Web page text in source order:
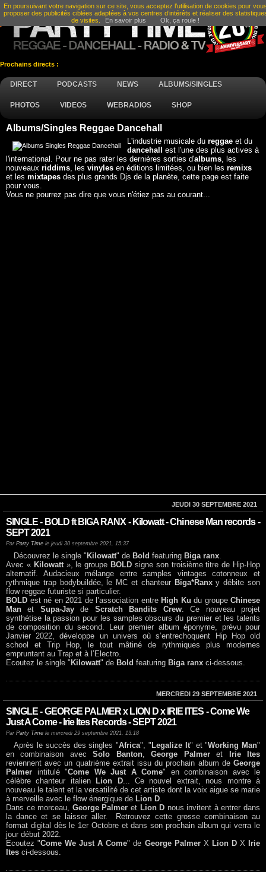
Prochains directs :
DIRECT PODCASTS NEWS ALBUMS/SINGLES
PHOTOS VIDEOS WEBRADIOS SHOP
Albums/Singles Reggae Dancehall
L'industrie musicale dureggae et du
dancehallest l'une des plus actives à
l'international. Pour ne pas rater les dernières sorties d'albums, les
nouveaux riddims, les vinyles en éditions limitées, ou bien les remixs
et les mixtapes des plus grands Djs de la planète, cette page est faite
pour vous.
Vous ne pourrez pas dire que vous n'étiez pas au courant...
JEUDI 30 SEPTEMBRE 2021
SINGLE - BOLD ft BIGA RANX - Kilowatt - Chinese Man records -
SEPT 2021
Par Party Time le jeudi 30 septembre 2021, 15:37
Découvrez le single " Kilowatt" de Boldfeaturing Biga ranx.
Avec « Kilowatt», le groupe BOLD signe son troisième titre de Hip-Hop
alternatif. Audacieux mélange entre samples vintages cotonneux et
rythmique trap bodybuildée, le MC et chanteur Biga*Ranxy débite son
flow reggae futuriste si particulier.
BOLD est né en 2021 de l’association entre High Ku du groupe Chinese
Man et Supa-Jayde Scratch Bandits Crew. Ce nouveau projet
synthétise la passion pour les samples obscurs du premier et les talents
de composition du second. Leur premier album éponyme, prévu pour
Janvier 2022, développe un univers où s’entrechoquent Hip Hop old
school et Trip Hop, le tout mâtiné de rythmiques plus modernes
empruntant au Trap et à l’Electro.
Ecoutez le single " Kilowatt" de Bold featuring Biga ranx ci-dessous.
MERCREDI 29 SEPTEMBRE 2021
SINGLE - GEORGE PALMER x LION D x IRIE ITES - Come We
Just A Come - Irie Ites Records - SEPT 2021
Par Party Time le mercredi 29 septembre 2021, 13:18
Après le succès des singles "Africa", " Legalize It" et "Working Man"
en combinaison avecSolo Banton,George Palmeret Irie Ites
reviennent avec un quatrième extrait issu du prochain album de George
Palmer intitulé "Come We Just A Come" en combinaison avec le
célèbre chanteur italien
Lion D... Ce nouvel extrait, nous montre à
nouveau le talent et la versatilité de cet artiste dont la voix aigue se marie
à merveille avec le flow énergique de Lion D.
Dans ce morceau, George Palmer et Lion D nous invitent à entrer dans
la dance et se laisser aller. Retrouvez cette grosse combinaison au
format digital dès le 1er Octobre et dans son prochain album qui verra le
jour début 2022.
Ecoutez "Come We Just A Come" de George PalmerX Lion DX Irie
Ites ci-dessous.
En poursuivant votre navigation sur ce site, vous acceptez l’utilisation de cookies pour
proposer des publicités ciblées adaptées à vos centres d’intérêts et réaliser des
de visites.
En savoir plus Ok, ça roule !